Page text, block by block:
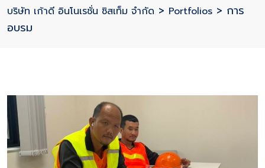
บริษัท เก้าดี อินโนเรชั่น ซิสเท็ม จำกัด > Portfolios > การ
อบรม